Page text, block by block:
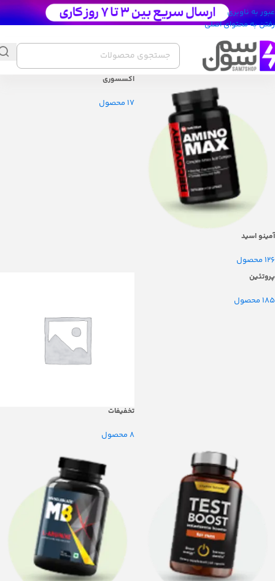
عبور به ناوبری
رفتن به محتوای اصلی
آمینو اسید
126 محصول
اکسسوری
17 محصول
پروتئین
185 محصول
تخفیفات
8 محصول